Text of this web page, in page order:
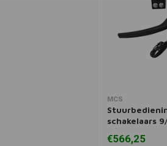
Toevoegen
MCS
schakelaars
5/8" Rem -
€566,25